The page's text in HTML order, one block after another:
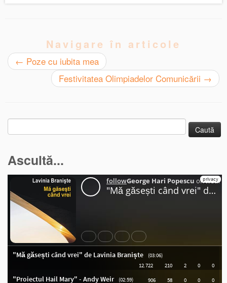
Navigare în articole
← Poze cu iubita mea
Festivitatea Olimpiadelor Comunicării →
după:
Ascultă...